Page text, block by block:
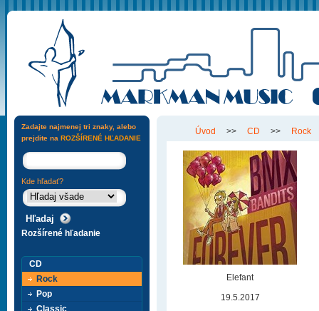
Úvod >> CD >> Rock
Elefant
19.5.2017
Zadajte najmenej tri znaky, alebo
prejdite na ROZŠÍRENÉ HĽADANIE
Kde hľadať?
Rozšírené hľadanie
CD
Rock
Pop
Classic